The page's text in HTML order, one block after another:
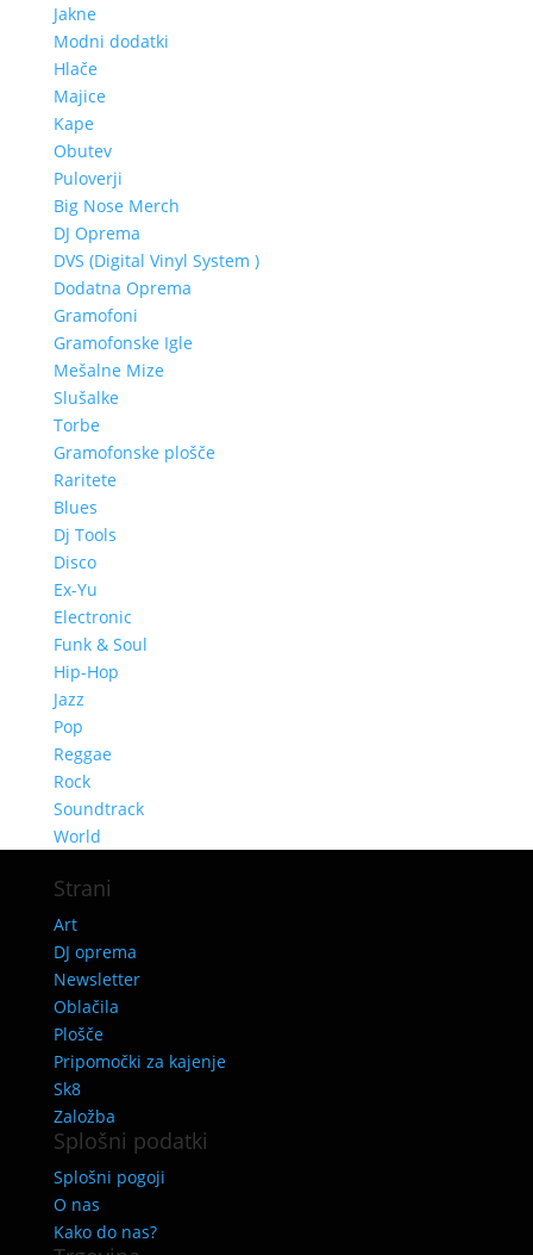
Jakne
Modni dodatki
Hlače
Majice
Kape
Obutev
Puloverji
Big Nose Merch
DJ Oprema
DVS (Digital Vinyl System )
Dodatna Oprema
Gramofoni
Gramofonske Igle
Mešalne Mize
Slušalke
Torbe
Gramofonske plošče
Raritete
Blues
Dj Tools
Disco
Ex-Yu
Electronic
Funk & Soul
Hip-Hop
Jazz
Pop
Reggae
Rock
Soundtrack
World
Strani
Art
DJ oprema
Newsletter
Oblačila
Plošče
Pripomočki za kajenje
Sk8
Založba
Splošni podatki
Splošni pogoji
O nas
Kako do nas?